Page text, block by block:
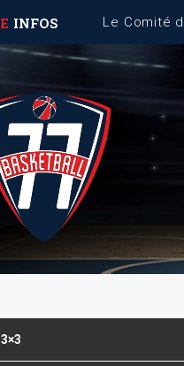
INFOS Fiche
3×3